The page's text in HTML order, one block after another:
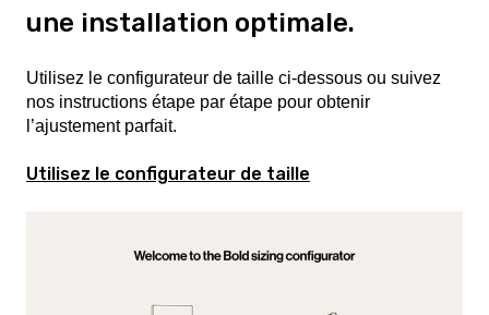
une installation optimale.
Utilisez le configurateur de taille ci-dessous ou suivez
nos instructions étape par étape pour obtenir
l’ajustement parfait.
Utilisez le configurateur de taille